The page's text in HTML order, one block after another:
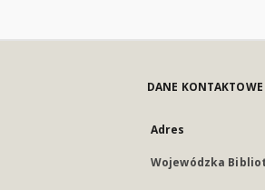
DANE KONTAKTOWE
Adres
Wojewódzka